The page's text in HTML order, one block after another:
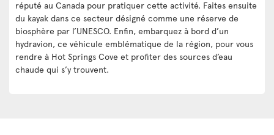
réputé au Canada pour pratiquer cette activité. Faites ensuite
du kayak dans ce secteur désigné comme une réserve de
biosphère par l’UNESCO. Enfin, embarquez à bord d’un
hydravion, ce véhicule emblématique de la région, pour vous
rendre à Hot Springs Cove et profiter des sources d’eau
chaude qui s’y trouvent.